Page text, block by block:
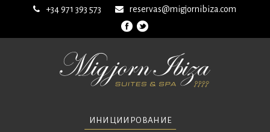
+34 971 393 573 reservas@migjornibiza.com
ИНИЦИИРОВАНИЕ